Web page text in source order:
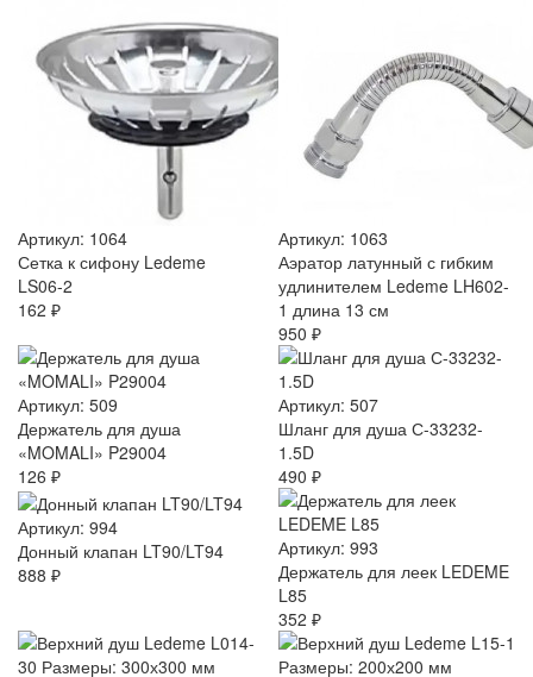
Артикул: 1064
Сетка к сифону Ledeme
LS06-2
162 ₽
Артикул: 1063
Аэратор латунный с гибким
удлинителем Ledeme LH602-
1 длина 13 см
950 ₽
Артикул: 509
Держатель для душа
«MOMALI» P29004
126 ₽
Артикул: 507
Шланг для душа С-33232-
1.5D
490 ₽
Артикул: 994
Донный клапан LT90/LT94
888 ₽
Артикул: 993
Держатель для леек LEDEME
L85
352 ₽